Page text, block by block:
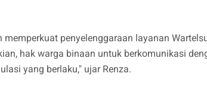
penyelenggaraan layanan
hak warga binaan untuk berkomunikasi
yang berlaku," ujar Renza.